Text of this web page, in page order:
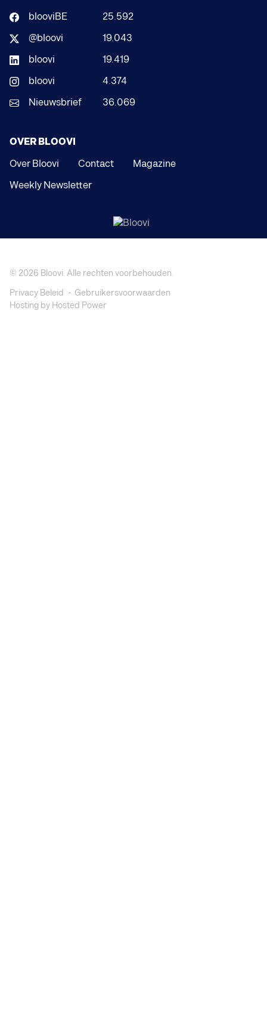
blooviBE
25.592
@bloovi
19.043
bloovi
19.419
bloovi
4.374
Nieuwsbrief
36.069
OVER BLOOVI
Over Bloovi
Contact
Magazine
Weekly Newsletter
© 2026 Bloovi. Alle rechten voorbehouden.
Privacy Beleid
Gebruikersvoorwaarden
Hosting by Hosted Power